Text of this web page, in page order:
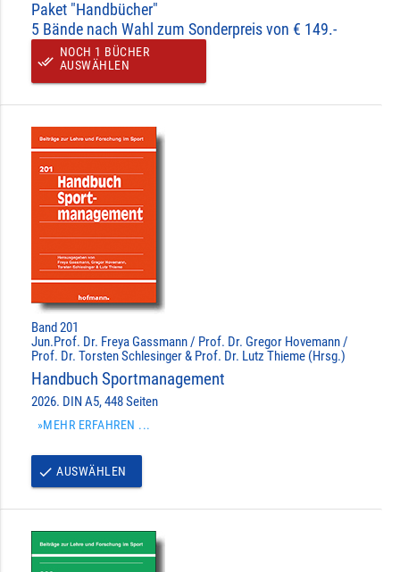
Paket "Handbücher"
5 Bände nach Wahl zum Sonderpreis von € 149.-
done_all
NOCH 1 BÜCHER
AUSWÄHLEN
Band 201
Jun.Prof. Dr. Freya Gassmann / Prof. Dr. Gregor Hovemann /
Prof. Dr. Torsten Schlesinger & Prof. Dr. Lutz Thieme (Hrsg.)
Handbuch Sportmanagement
2026. DIN A5, 448 Seiten
»MEHR ERFAHREN ...
done AUSWÄHLEN